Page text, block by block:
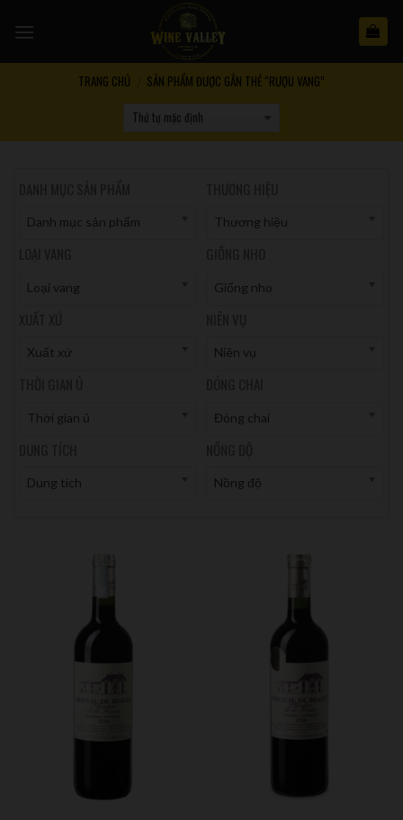
TRANG CHỦ SẢN PHẨM ĐƯỢC GẮN THẺ “RƯỢU VANG”
Danh mục sản phẩm Thương hiệu
Loại vang Giống nho
Xuất xứ Niên vụ
Thời gian ủ Đóng chai
Dung tích Nồng độ